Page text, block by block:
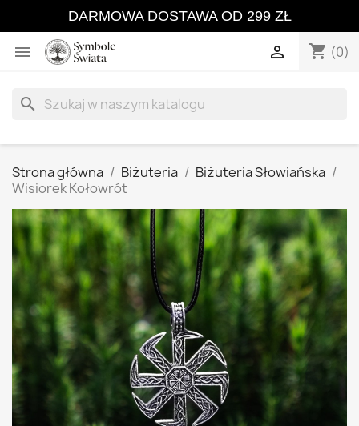
DARMOWA DOSTAWA OD 299 ZŁ
 shopping_cart (0)

search
Strona główna Biżuteria
Biżuteria Słowiańska
Wisiorek Kołowrót